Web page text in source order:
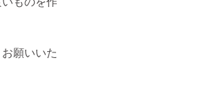
願いいた